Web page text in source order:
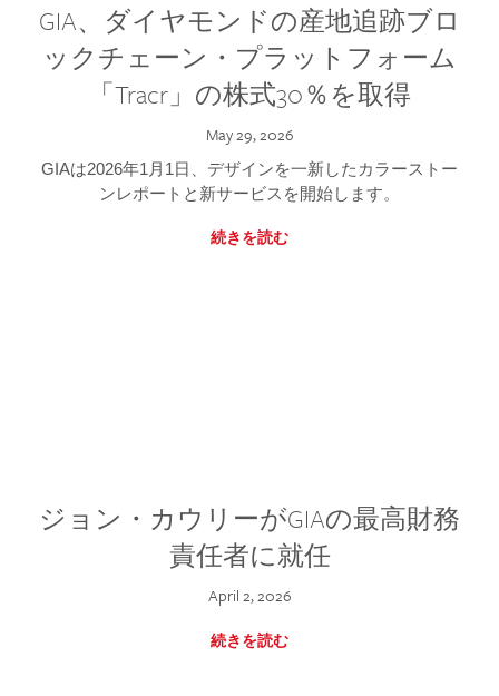
GIA、ダイヤモンドの産地追跡ブロ
ックチェーン・プラットフォーム
「Tracr」の株式30％を取得
May 29, 2026
GIAは2026年1月1日、デザインを一新したカラーストー
ンレポートと新サービスを開始します。
続きを読む
ジョン・カウリーがGIAの最高財務
責任者に就任
April 2, 2026
続きを読む